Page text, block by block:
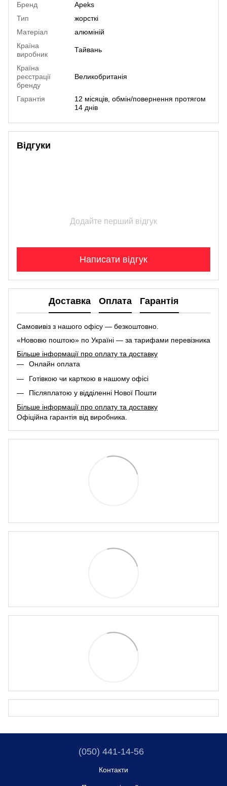
Бренд
Apeks
Тип
жорсткі
Матеріал
алюміній
Країна
виробник
Тайвань
Країна
реєстрації
бренду
Великобританія
Гарантія
12 місяців, обмін/повернення протягом
14 днів
Відгуки
Додайте перший відгук
Написати відгук
Доставка Оплата Гарантія
Самовивіз з нашого офісу — безкоштовно.
«Нововю поштою» по Україні — за тарифами перевізника
Більше інформації про оплату та доставку
Онлайн оплата
Готівкою чи карткою в нашому офісі
Післяплатою у відділенні Нової Пошти
Більше інформації про оплату та доставку
Офіційна гарантія від виробника.
(050) 441-14-56
Контакти